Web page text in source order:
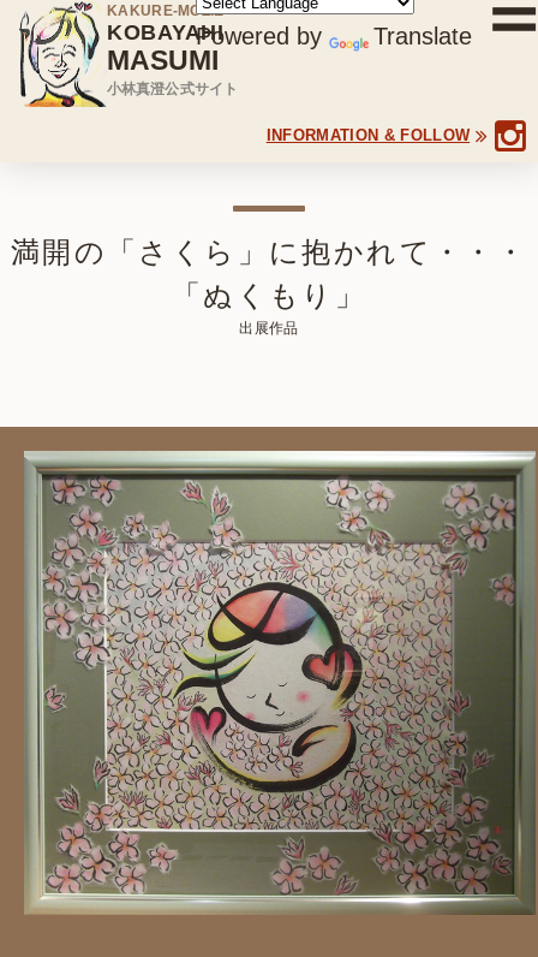
KAKURE-MOZIE
KOBAYAHI
MASUMI
小林真澄公式サイト
INFORMATION & FOLLOW
ホーム
小林真澄について
展覧会
カフェ & アトリエ
Powered by Translate
満開の「さくら」に抱かれて・・・
「ぬくもり」
出展作品